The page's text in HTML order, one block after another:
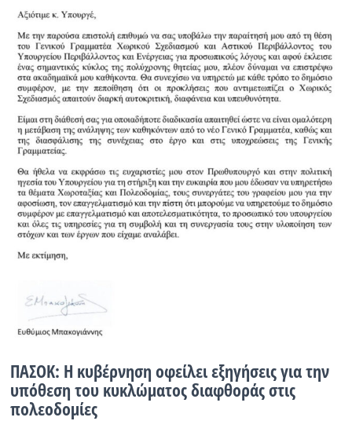
ΠΑΣΟΚ: Η κυβέρνηση οφείλει εξηγήσεις για την
υπόθεση του κυκλώματος διαφθοράς στις
πολεοδομίες